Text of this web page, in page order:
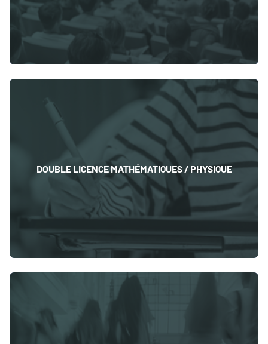
DOUBLE LICENCE MATHÉMATIQUES / PHYSIQUE